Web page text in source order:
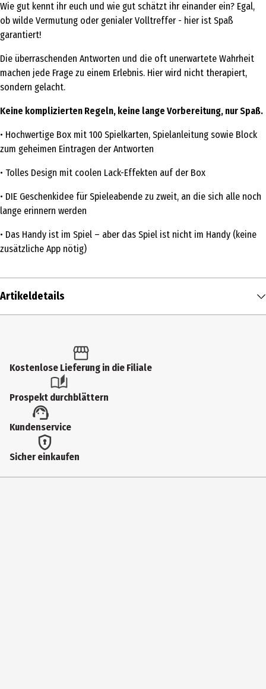
Wie gut kennt ihr euch und wie gut schätzt ihr einander ein? Egal,
ob wilde Vermutung oder genialer Volltreffer - hier ist Spaß
garantiert!
Die überraschenden Antworten und die oft unerwartete Wahrheit
machen jede Frage zu einem Erlebnis. Hier wird nicht therapiert,
sondern gelacht.
Keine komplizierten Regeln, keine lange Vorbereitung, nur Spaß.
• Hochwertige Box mit 100 Spielkarten, Spielanleitung sowie Block
zum geheimen Eintragen der Antworten
• Tolles Design mit coolen Lack-Effekten auf der Box
• DIE Geschenkidee für Spieleabende zu zweit, an die sich alle noch
lange erinnern werden
• Das Handy ist im Spiel – aber das Spiel ist nicht im Handy (keine
zusätzliche App nötig)
Artikeldetails
Produkttyp
Kinder- & Jugendbücher
Altersempfehlung ab
16 Jahre
Kostenlose Lieferung in die Filiale
Prospekt durchblättern
Kundenservice
Sicher einkaufen